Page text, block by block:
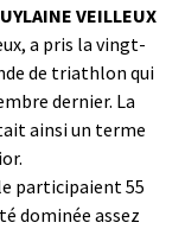
VEILLEUX
a pris la vingt-
de triathlon qui
dernier. La
ainsi un terme
participaient 55
dominée assez